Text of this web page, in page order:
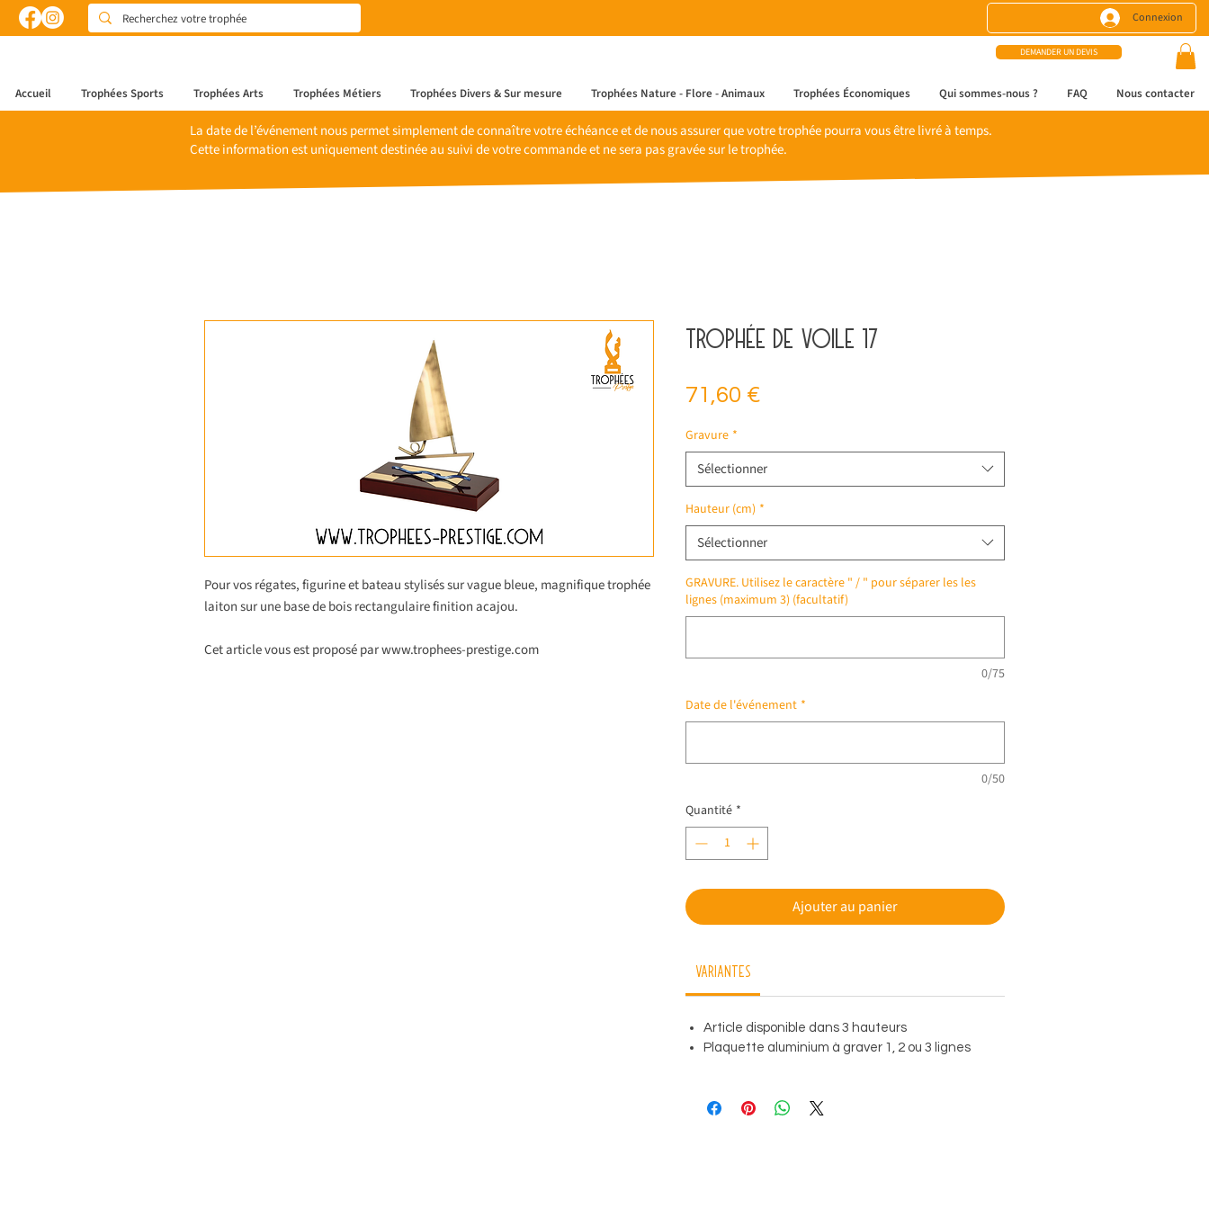
Connexion
DEMANDER UN DEVIS
Accueil Trophées Sports Trophées Arts Trophées Métiers Trophées Divers & Sur mesure Trophées Nature - Flore - Animaux Trophées Économiques Qui sommes-nous ? FAQ Nous contacter
La date de l’événement nous permet simplement de connaître votre échéance et de nous assurer que votre trophée pourra vous être livré à temps.
Cette information est uniquement destinée au suivi de votre commande et ne sera pas gravée sur le trophée.
Pour vos régates, figurine et bateau stylisés sur vague bleue, magnifique trophée
laiton sur une base de bois rectangulaire finition acajou.
Cet article vous est proposé par www.trophees-prestige.com
Trophée de voile 17
71,60 €
Gravure *
Sélectionner
Hauteur (cm) *
Sélectionner
GRAVURE. Utilisez le caractère " / " pour séparer les les
lignes (maximum 3) (facultatif)
0/75
Date de l'événement *
0/50
Quantité *
Ajouter au panier
Variantes
Article disponible dans 3 hauteurs
Plaquette aluminium à graver 1, 2 ou 3 lignes